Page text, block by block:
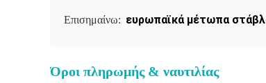
Επισημαίνω: ευρωπαϊκά μέτωπα
Όροι πληρωμής & ναυτιλίας